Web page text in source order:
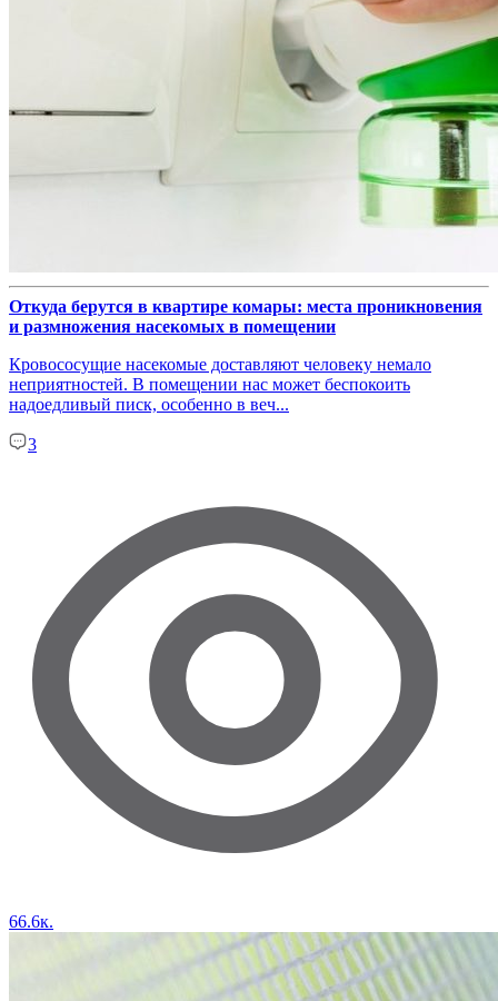
Откуда берутся в квартире комары: места проникновения
и размножения насекомых в помещении
Кровососущие насекомые доставляют человеку немало
неприятностей. В помещении нас может беспокоить
надоедливый писк, особенно в веч...
3
66.6к.